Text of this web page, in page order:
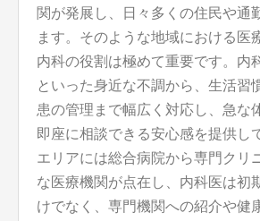
関が発展し、日々多くの住民や通
ます。そのような地域における医
内科の役割は極めて重要です。内
といった身近な不調から、生活習
患の管理まで幅広く対応し、急な
即座に相談できる安心感を提供し
エリアには総合病院から専門クリ
な医療機関が点在し、内科医は初
けでなく、専門機関への紹介や健